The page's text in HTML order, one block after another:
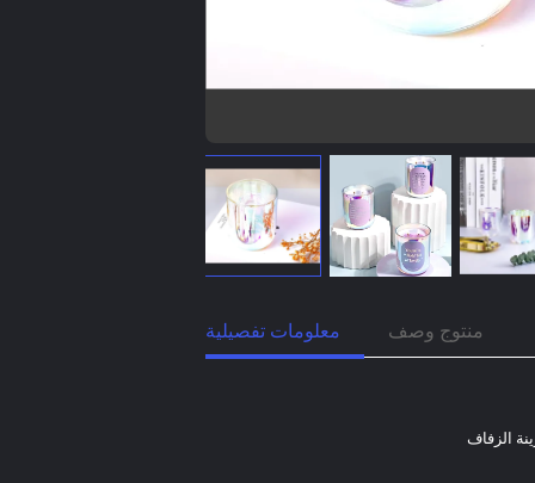
معلومات تفصيلية منتوج وصف
الزفاف